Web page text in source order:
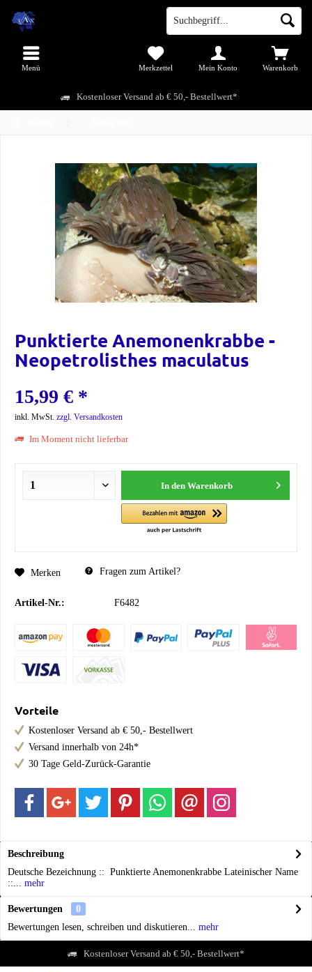
Kostenloser Versand ab € 50,- Bestellwert*
Menü Warenkorb
Merkzettel Mein Konto
Punktierte Anemonenkrabbe -
Neopetrolisthes maculatus
15,99 € *
inkl. MwSt. zzgl. Versandkosten
Im Moment nicht lieferbar
In den Warenkorb
Merken Fragen zum Artikel?
Artikel-Nr.: F6482
Vorteile
Kostenloser Versand ab € 50,- Bestellwert
Versand innerhalb von 24h*
30 Tage Geld-Zurück-Garantie
Beschreibung
Deutsche Bezeichnung :: Punktierte Anemonenkrabbe Lateinischer Name
::...
mehr
Bewertungen
0
Bewertungen lesen, schreiben und diskutieren...
mehr
Kostenloser Versand ab € 50,- Bestellwert*